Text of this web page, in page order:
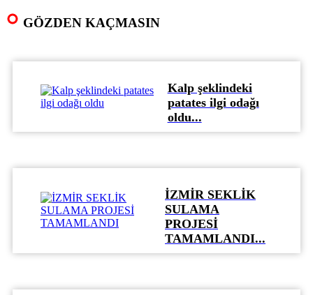
GÖZDEN KAÇMASIN
Kalp şeklindeki
patates ilgi odağı
oldu...
İZMİR SEKLİK
SULAMA
PROJESİ
TAMAMLANDI...